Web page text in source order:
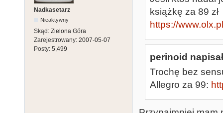
Nadkasetarz
Nieaktywny
Skąd: Zielona Góra
Zarejestrowany: 2007-05-07
Posty: 5,499
książkę za 89 zł
https://
perinoid
Trochę bez
Allegro za 99: